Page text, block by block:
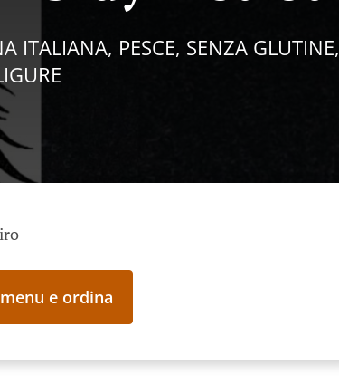
ITALIANA, PESCE, SENZA GLUTINE,
e ordina